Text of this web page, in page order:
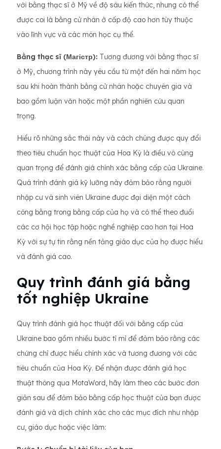
với bằng thạc sĩ ở Mỹ về độ sâu kiến ​​thức, nhưng có thể
được coi là bằng cử nhân ở cấp độ cao hơn tùy thuộc
vào lĩnh vực và các môn học cụ thể.
Bằng thạc sĩ (Магістр): Tương đương với bằng thạc sĩ
ở Mỹ, chương trình này yêu cầu từ một đến hai năm học
sau khi hoàn thành bằng cử nhân hoặc chuyên gia và
bao gồm luận văn hoặc một phần nghiên cứu quan
trọng.
Hiểu rõ những sắc thái này và cách chúng được quy đổi
theo tiêu chuẩn học thuật của Hoa Kỳ là điều vô cùng
quan trọng để đánh giá chính xác bằng cấp của Ukraine.
Quá trình đánh giá kỹ lưỡng này đảm bảo rằng người
nhập cư và sinh viên Ukraine được đại diện một cách
công bằng trong bằng cấp của họ và có thể theo đuổi
các cơ hội học tập hoặc nghề nghiệp cao hơn tại Hoa
Kỳ với sự tự tin rằng nền tảng giáo dục của họ được hiểu
và đánh giá cao.
Quy trình đánh giá bằng
tốt nghiệp Ukraine
Quy trình đánh giá học thuật đối với bằng cấp của
Ukraine bao gồm nhiều bước tỉ mỉ để đảm bảo rằng các
chứng chỉ được hiểu chính xác và tương đương với các
tiêu chuẩn của Hoa Kỳ. Để nhận được đánh giá học
thuật thông qua MotaWord, hãy làm theo các bước đơn
giản sau để đảm bảo bằng cấp học thuật của bạn được
đánh giá và dịch chính xác cho các mục đích như nhập
cư, giáo dục hoặc việc làm: